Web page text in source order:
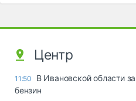
Центр
11:50
В Ивановской области
бензин